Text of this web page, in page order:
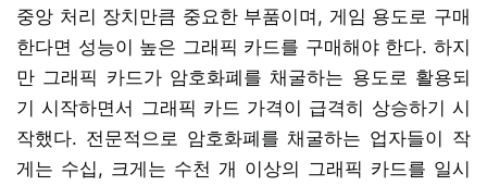
중앙 처리 장치만큼 중요한 부품이며, 게임 용도로 구매
한다면 성능이 높은 그래픽 카드를 구매해야 한다. 하지
만 그래픽 카드가 암호화폐를 채굴하는 용도로 활용되
기 시작하면서 그래픽 카드 가격이 급격히 상승하기 시
작했다. 전문적으로 암호화폐를 채굴하는 업자들이 작
게는 수십, 크게는 수천 개 이상의 그래픽 카드를 일시